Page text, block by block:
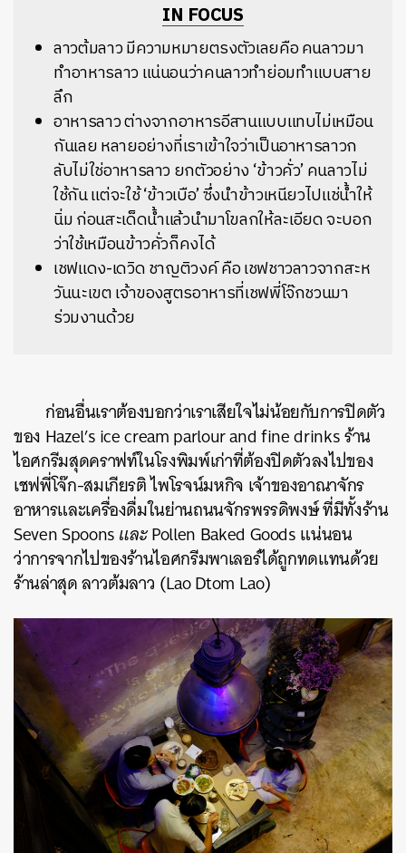
IN FOCUS
ลาวต้มลาว มีความหมายตรงตัวเลยคือ คนลาวมา
ทำอาหารลาว แน่นอนว่าคนลาวทำย่อมทำแบบสาย
ลึก
อาหารลาว ต่างจากอาหารอีสานแบบแทบไม่เหมือน
กันเลย หลายอย่างที่เราเข้าใจว่าเป็นอาหารลาวก
ลับไม่ใช่อาหารลาว ยกตัวอย่าง ‘ข้าวคั่ว’ คนลาวไม่
ใช้กัน แต่จะใช้ ‘ข้าวเบือ’ ซึ่งนำข้าวเหนียวไปแช่น้ำให้
นิ่ม ก่อนสะเด็ดน้ำแล้วนำมาโขลกให้ละเอียด จะบอก
ว่าใช้เหมือนข้าวคั่วก็คงได้
เชฟแดง-เดวิด ชาญติวงค์ คือ เชฟชาวลาวจากสะห
วันนะเขต เจ้าของสูตรอาหารที่เชฟพี่โจ๊กชวนมา
ร่วมงานด้วย
ก่อนอื่นเราต้องบอกว่าเราเสียใจไม่น้อยกับการปิดตัว
ของ Hazel’s ice cream parlour and fine drinks ร้าน
ไอศกรีมสุดคราฟท์ในโรงพิมพ์เก่าที่ต้องปิดตัวลงไปของ
เชฟพี่โจ๊ก-สมเกียรติ ไพโรจน์มหกิจ เจ้าของอาณาจักร
อาหารและเครื่องดื่มในย่านถนนจักรพรรดิพงษ์ ที่มีทั้งร้าน
SevenSpoonsและPollen Baked Goods แน่นอน
ว่าการจากไปของร้านไอศกรีมพาเลอร์ได้ถูกทดแทนด้วย
ร้านล่าสุดลาวต้มลาว (Lao Dtom Lao)